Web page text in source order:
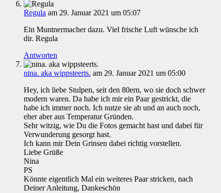
Regula am 29. Januar 2021 um 05:07
Ein Muntnermacher dazu. Viel frische Luft wünsche ich
dir. Regula
Antworten
nina. aka wippsteerts. am 29. Januar 2021 um 05:00
Hey, ich liebe Stulpen, seit den 80ern, wo sie doch schwer
modern waren. Da habe ich mir ein Paar gestrickt, die
habe ich immer noch. Ich nutze sie ab und an auch noch,
eher aber aus Temperatur Gründen.
Sehr witzig, wie Du die Fotos gemacht hast und dabei für
Verwunderung gesorgt hast.
Ich kann mir Dein Grinsen dabei richtig vorstellen.
Liebe Grüße
Nina
PS
Könnte eigentlich Mal ein weiteres Paar stricken, nach
Deiner Anleitung, Dankeschön